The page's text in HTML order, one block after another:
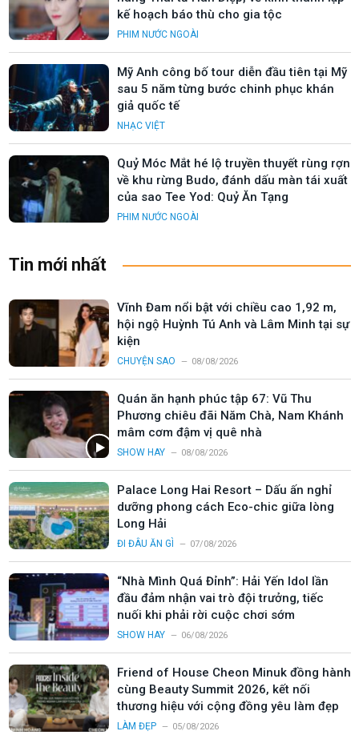
kế hoạch báo thù cho gia tộc
PHIM NƯỚC NGOÀI
Mỹ Anh công bố tour diễn đầu tiên tại Mỹ
sau 5 năm từng bước chinh phục khán
giả quốc tế
NHẠC VIỆT
Quỷ Móc Mắt hé lộ truyền thuyết rùng rợn
về khu rừng Budo, đánh dấu màn tái xuất
của sao Tee Yod: Quỷ Ăn Tạng
PHIM NƯỚC NGOÀI
Tin mới nhất
Vĩnh Đam nổi bật với chiều cao 1,92 m,
hội ngộ Huỳnh Tú Anh và Lâm Minh tại sự
kiện
CHUYỆN SAO 08/08/2026
Quán ăn hạnh phúc tập 67: Vũ Thu
Phương chiêu đãi Năm Chà, Nam Khánh
mâm cơm đậm vị quê nhà
SHOW HAY 08/08/2026
Palace Long Hai Resort – Dấu ấn nghỉ
dưỡng phong cách Eco-chic giữa lòng
Long Hải
ĐI ĐÂU ĂN GÌ 07/08/2026
“Nhà Mình Quá Đỉnh”: Hải Yến Idol lần
đầu đảm nhận vai trò đội trưởng, tiếc
nuối khi phải rời cuộc chơi sớm
SHOW HAY 06/08/2026
Friend of House Cheon Minuk đồng hành
cùng Beauty Summit 2026, kết nối
thương hiệu với cộng đồng yêu làm đẹp
LÀM ĐẸP 05/08/2026